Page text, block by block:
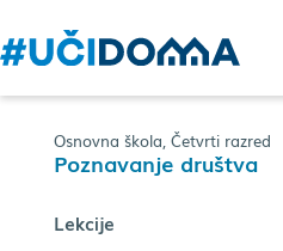
Osnovna škola, Četvrti razred
Poznavanje društva
Lekcije